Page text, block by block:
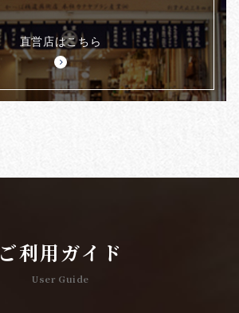
直営店はこちら
ご利用ガイド
User Guide